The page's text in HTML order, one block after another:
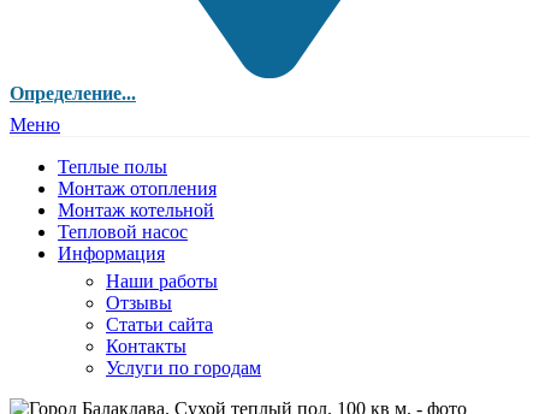
Определение...
Меню
Теплые полы
Монтаж отопления
Монтаж котельной
Тепловой насос
Информация
Наши работы
Отзывы
Статьи сайта
Контакты
Услуги по городам